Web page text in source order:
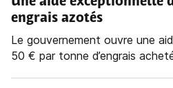
engrais azotés
Le gouvernement ouvre une
50 € par tonne d’engrais